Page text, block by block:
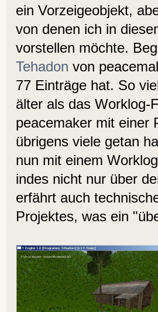
ein Vorzeigeobjekt,
von denen ich in
vorstellen möchte.
Tehadon von
77 Einträge hat. So
älter als das Worklog-
peacemaker mit einer
übrigens viele getan
nun mit einem
indes nicht nur über
erfährt auch
Projektes, was ein